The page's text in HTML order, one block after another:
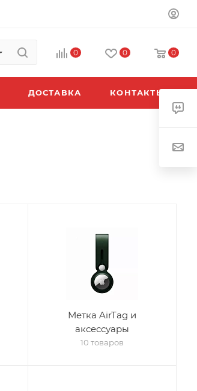
0 0 0
ДОСТАВКА КОНТАКТЫ
Метка AirTag и
аксессуары
10 товаров